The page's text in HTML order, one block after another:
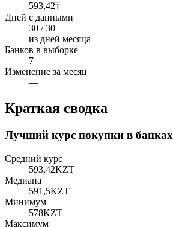
593,42₸
Дней с данными
30 / 30
из дней месяца
Банков в выборке
7
Изменение за месяц
—
Краткая сводка
Лучший курс покупки в банках
Средний курс
593,42KZT
Медиана
591,5KZT
Минимум
578KZT
Максимум